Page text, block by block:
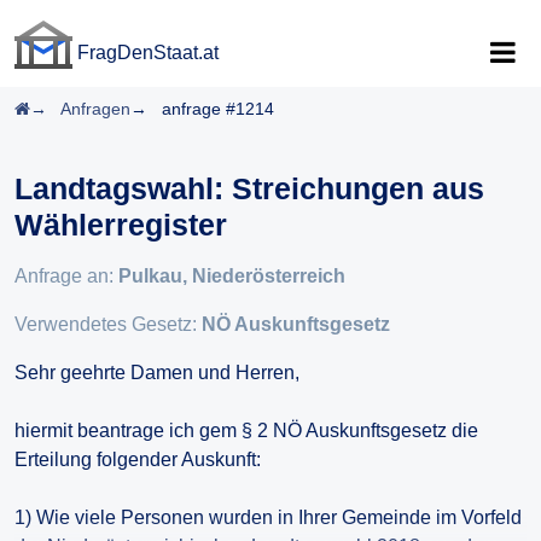
FragDenStaat.at
Startseite
Anfragen anfrage #1214
Landtagswahl: Streichungen aus
Wählerregister
Anfrage an: Pulkau, Niederösterreich
Verwendetes Gesetz: NÖ Auskunftsgesetz
Sehr geehrte Damen und Herren,
hiermit beantrage ich gem § 2 NÖ Auskunftsgesetz die
Erteilung folgender Auskunft:
1) Wie viele Personen wurden in Ihrer Gemeinde im Vorfeld